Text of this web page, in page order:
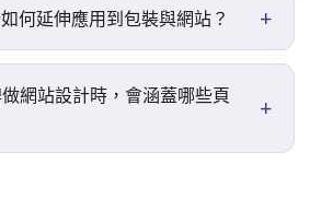
何延伸應用到包裝與網站？ +
網站設計時，會涵蓋哪些頁
+